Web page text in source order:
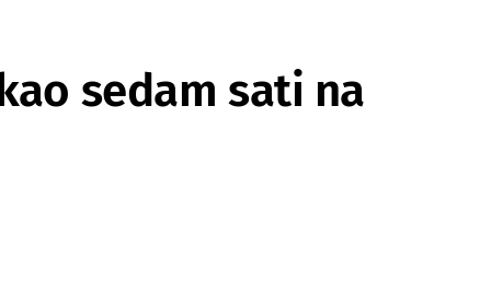
sedam sati na